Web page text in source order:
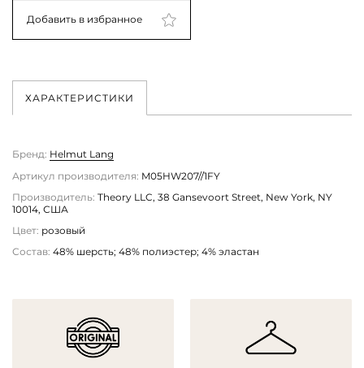
Добавить в избранное
ХАРАКТЕРИСТИКИ
Бренд: Helmut Lang
Артикул производителя: M05HW207//1FY
Производитель: Theory LLC, 38 Gansevoort Street, New York, NY
10014, США
Цвет: розовый
Состав: 48% шерсть; 48% полиэстер; 4% эластан